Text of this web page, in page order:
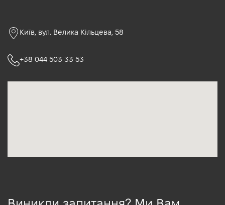
Київ, вул. Велика Кільцева, 58
+38 044 503 33 53